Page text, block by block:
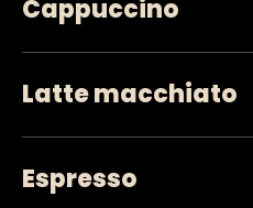
Cappuccino
Latte macchiato
Espresso